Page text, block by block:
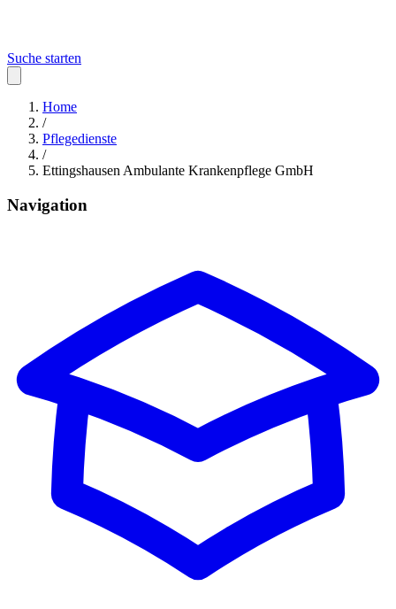
Suche starten
Home
/
Pflegedienste
/
Ettingshausen Ambulante Krankenpflege GmbH
Navigation